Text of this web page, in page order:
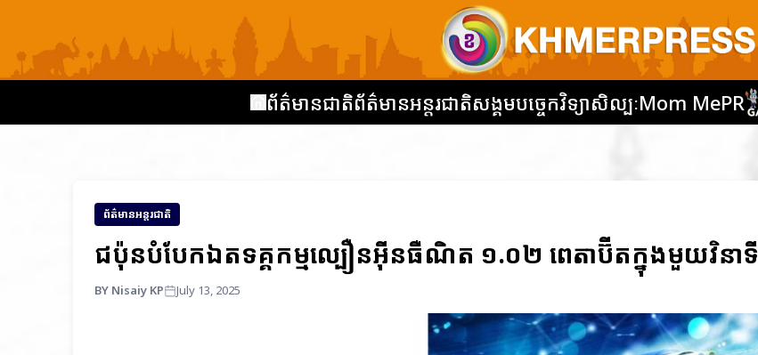
ព័ត៌មានជាតិព័ត៌មានអន្តរជាតិសង្គមបច្ចេកវិទ្យាសិល្បៈMom MePR
ព័ត៌មានអន្តរជាតិ
ជប៉ុនបំបែកឯតទគ្គកម្មល្បឿនអ៊ីនធឺណិត ១.០២ ពេតាប៊ីតក្នុងមួយវិនាទី
BY Nisaiy KP July 13, 2025